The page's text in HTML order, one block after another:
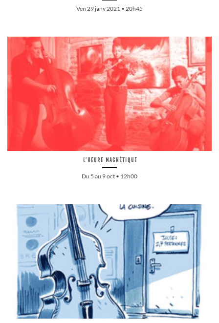
Ven 29 janv 2021 • 20h45
L’Heure Magnétique
Du 5 au 9 oct • 12h00